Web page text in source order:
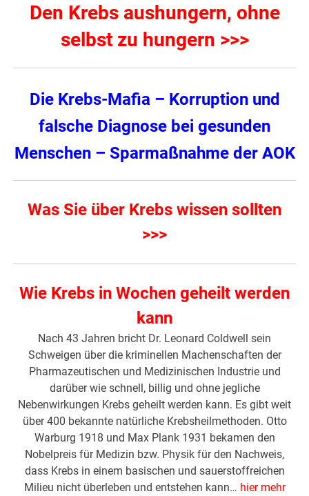
Den Krebs aushungern, ohne
selbst zu hungern >>>
Die Krebs-Mafia – Korruption und
falsche Diagnose bei gesunden
Menschen – Sparmaßnahme der AOK
Was Sie über Krebs wissen sollten
>>>
Wie Krebs in Wochen geheilt werden
kann
Nach 43 Jahren bricht Dr. Leonard Coldwell sein
Schweigen über die kriminellen Machenschaften der
Pharmazeutischen und Medizinischen Industrie und
darüber wie schnell, billig und ohne jegliche
Nebenwirkungen Krebs geheilt werden kann. Es gibt weit
über 400 bekannte natürliche Krebsheilmethoden. Otto
Warburg 1918 und Max Plank 1931 bekamen den
Nobelpreis für Medizin bzw. Physik für den Nachweis,
dass Krebs in einem basischen und sauerstoffreichen
Milieu nicht überleben und entstehen kann… hier mehr